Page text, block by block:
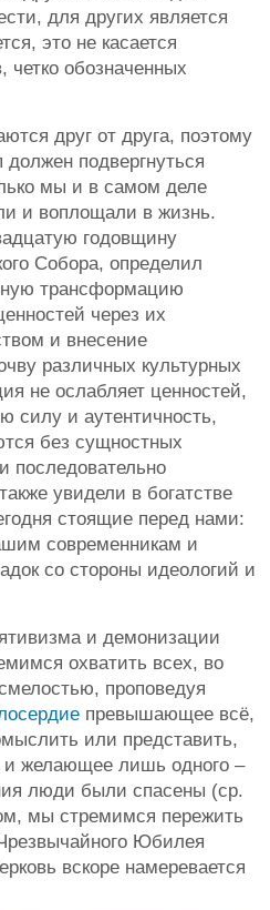
для других является
это не касается
четко обозначенных
друг от друга, поэтому
подвергнуться
мы и в самом деле
и воплощали в жизнь.
годовщину
Собора, определил
трансформацию
через их
и внесение
различных культурных
не ослабляет ценностей,
силу и аутентичность,
без сущностных
последовательно
увидели в богатстве
стоящие перед нами:
современникам и
со стороны идеологий и
и демонизации
охватить всех, во
проповедуя
превышающее всё,
или представить,
и желающее лишь одного –
люди были спасены (ср.
мы стремимся пережить
Юбилея
вскоре намеревается